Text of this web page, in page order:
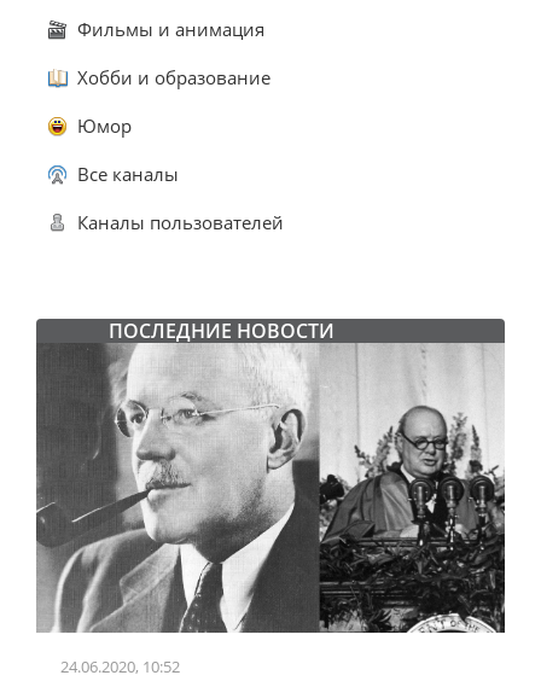
Фильмы и анимация
Хобби и образование
Юмор
Все каналы
Каналы пользователей
ПОСЛЕДНИЕ НОВОСТИ
24.06.2020, 10:52